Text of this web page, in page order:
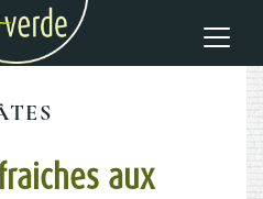
aux